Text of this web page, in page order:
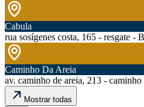
Cabula
rua sosígenes costa, 165 - resgate -
Caminho Da Areia
av. caminho de areia, 213 -
Mostrar todas